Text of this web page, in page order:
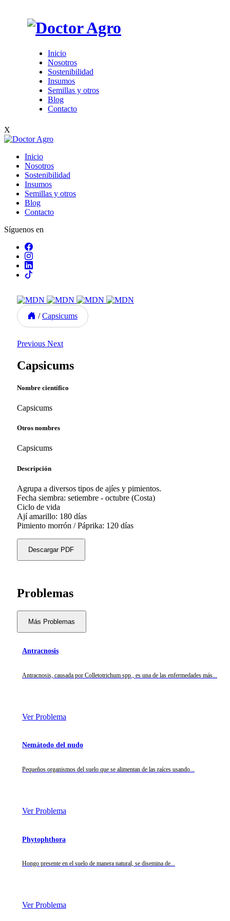
Inicio
Nosotros
Sostenibilidad
Insumos
Semillas y otros
Blog
Contacto
X
Inicio
Nosotros
Sostenibilidad
Insumos
Semillas y otros
Blog
Contacto
Síguenos en
/ Capsicums
Previous Next
Capsicums
Nombre científico
Capsicums
Otros nombres
Capsicums
Descripción
Agrupa a diversos tipos de ajíes y pimientos.
Fecha siembra: setiembre - octubre (Costa)
Ciclo de vida
Ají amarillo: 180 días
Pimiento morrón / Páprika: 120 días
Descargar PDF
Problemas
Más Problemas
Antracnosis
Antracnosis, causada por Colletotrichum spp., es una de las enfermedades más...
Ver Problema
Nemátodo del nudo
Pequeños organismos del suelo que se alimentan de las raíces usando...
Ver Problema
Phytophthora
Hongo presente en el suelo de manera natural, se disemina de...
Ver Problema